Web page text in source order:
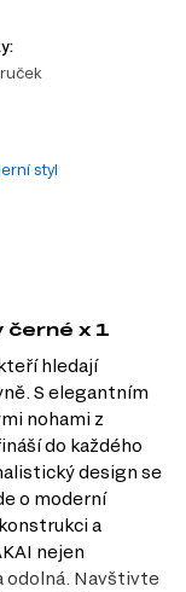
styl
černé x 1
hledají
S elegantním
nohami z
do každého
design se
o moderní
a
nejen
odolná. Navštivte